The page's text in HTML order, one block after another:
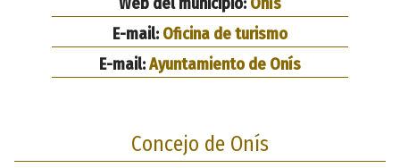
E-mail: Oficina de turismo
E-mail:Ayuntamiento de Onís
Concejo de Onís